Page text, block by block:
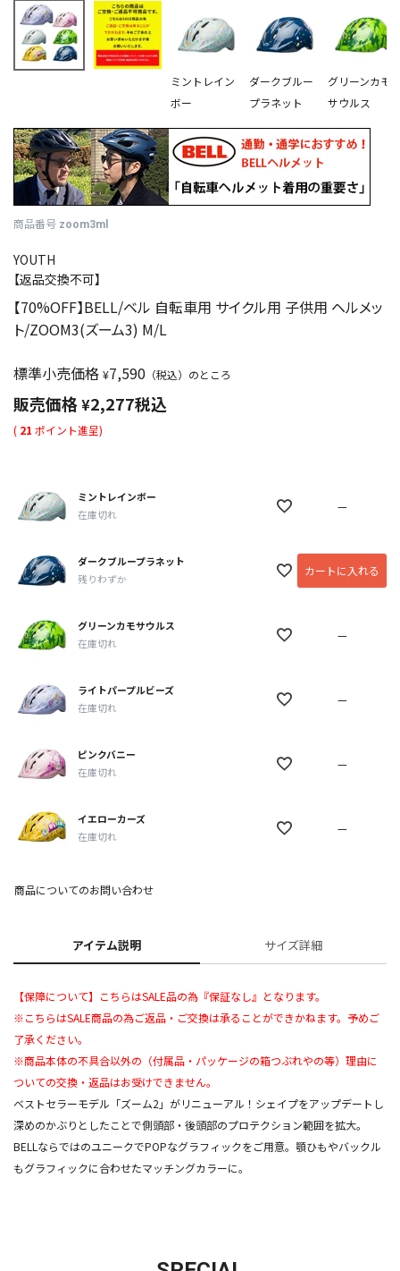
ミントレイン
ボー
ダークブルー
プラネット
グリーンカモ
サウルス
商品番号 zoom3ml
YOUTH
【返品交換不可】
【70%OFF】BELL/ベル 自転車用 サイクル用 子供用 ヘルメッ
ト/ZOOM3(ズーム3) M/L
標準小売価格 ¥7,590 （税込）のところ
販売価格¥2,277税込
( 21 ポイント進呈)
ミントレインボー
在庫切れ
—
ダークブループラネット
残りわずか
カートに入れる
グリーンカモサウルス
在庫切れ
—
ライトパープルビーズ
在庫切れ
—
ピンクバニー
在庫切れ
—
イエローカーズ
在庫切れ
—
商品についてのお問い合わせ
アイテム説明 サイズ詳細
【保障について】こちらはSALE品の為『保証なし』となります。
※こちらはSALE商品の為ご返品・ご交換は承ることができかねます。予めご
了承ください。
※商品本体の不具合以外の（付属品・パッケージの箱つぶれやの等）理由に
ついての交換・返品はお受けできません。
ベストセラーモデル「ズーム2」がリニューアル！シェイプをアップデートし
深めのかぶりとしたことで側頭部・後頭部のプロテクション範囲を拡大。
BELLならではのユニークでPOPなグラフィックをご用意。顎ひもやバックル
もグラフィックに合わせたマッチングカラーに。